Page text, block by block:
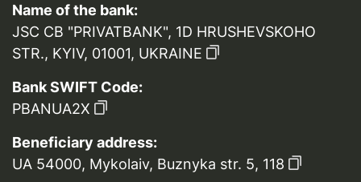
Name of the bank:
JSC CB "PRIVATBANK", 1D HRUSHEVSKOHO
STR., KYIV, 01001, UKRAINE
Bank SWIFT Code:
PBANUA2X
Beneficiary address:
UA 54000, Mykolaiv, Buznyka str. 5, 118